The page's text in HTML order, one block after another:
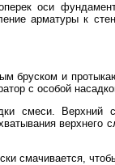
оси
арматуры к
бруском и
с особой
смеси. Верхний
верхнего
смачивается,